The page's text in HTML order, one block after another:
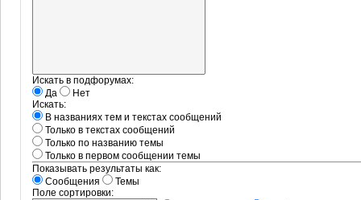
Искать в подфорумах:
Да
Нет
Искать:
В названиях тем и текстах сообщений
Только в текстах сообщений
Только по названию темы
Только в первом сообщении темы
Показывать результаты как:
Сообщения
Темы
Поле сортировки: